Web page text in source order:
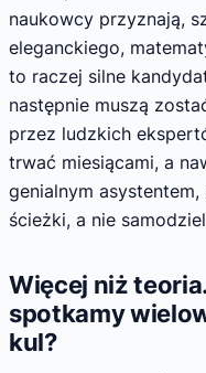
naukowcy przyznają,
eleganckiego,
to raczej silne
następnie muszą
przez ludzkich
trwać miesiącami, a
genialnym
ścieżki, a nie
Więcej niż
spotkamy
kul?